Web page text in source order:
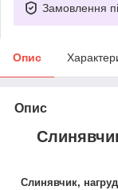
Замовлення
Опис
Опис
Слинявчик,